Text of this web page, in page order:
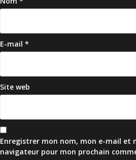
E-mail *
Site web
Enregistrer mon nom, mon e-mail et
navigateur pour mon prochain